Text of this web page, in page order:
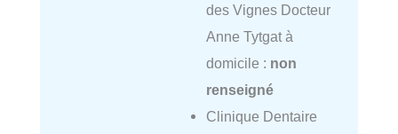
des Vignes Docteur
Anne Tytgat à
domicile : non
renseigné
Clinique Dentaire